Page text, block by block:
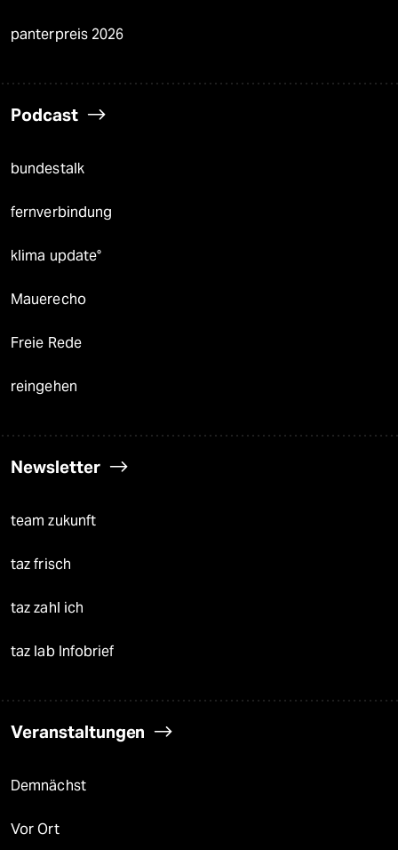
panterpreis 2026
Podcast
bundestalk
fernverbindung
klima update°
Mauerecho
Freie Rede
reingehen
Newsletter
team zukunft
taz frisch
taz zahl ich
taz lab Infobrief
Veranstaltungen
Demnächst
Vor Ort